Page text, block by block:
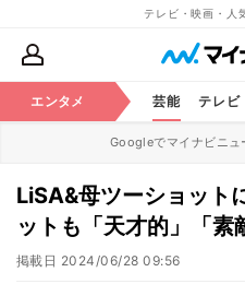
テレビ・映画・人
エンタメ 芸能 テレビ
Googleでマイナビニュ
LiSA&母ツーショッ
ットも「天才的」「素
掲載日 2024/06/28 09:56